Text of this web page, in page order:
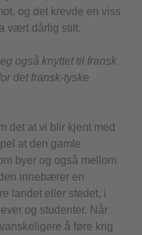
og det krevde en viss
vært dårlig stilt.
også knyttet til fransk
det fransk-tyske
det at vi blir kjent med
at den gamle
byer og også mellom
innebærer en
landet eller stedet, i
og studenter. Når
å føre krig